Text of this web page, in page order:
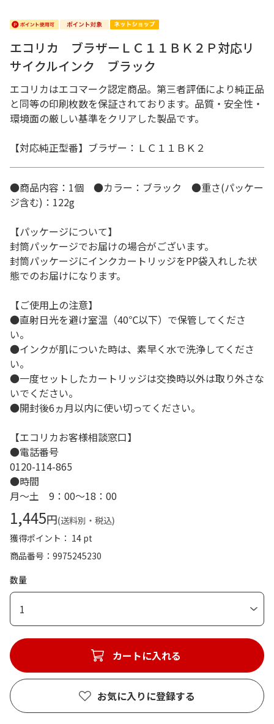
エコリカ ブラザーＬＣ１１ＢＫ２Ｐ対応リ
サイクルインク ブラック
エコリカはエコマーク認定商品。第三者評価により純正品
と同等の印刷枚数を保証されております。品質・安全性・
環境面の厳しい基準をクリアした製品です。
【対応純正型番】ブラザー：ＬＣ１１ＢＫ２
●商品内容：1個 ●カラー：ブラック ●重さ(パッケー
ジ含む)：122g
【パッケージについて】
封筒パッケージでお届けの場合がございます。
封筒パッケージにインクカートリッジをPP袋入れした状
態でのお届けになります。
【ご使用上の注意】
●直射日光を避け室温（40℃以下）で保管してくださ
い。
●インクが肌についた時は、素早く水で洗浄してくださ
い。
●一度セットしたカートリッジは交換時以外は取り外さな
いでください。
●開封後6ヵ月以内に使い切ってください。
【エコリカお客様相談窓口】
●電話番号
0120-114-865
●時間
月～土 9：00～18：00
1,445円(送料別・税込)
獲得ポイント： 14 pt
商品番号
9975245230
数量
1
カートに入れる
お気に入りに登録する